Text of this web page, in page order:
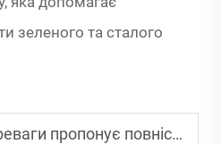
зеленого та сталого
повністю автоматичний пакувальний апарат для картонних коробок?